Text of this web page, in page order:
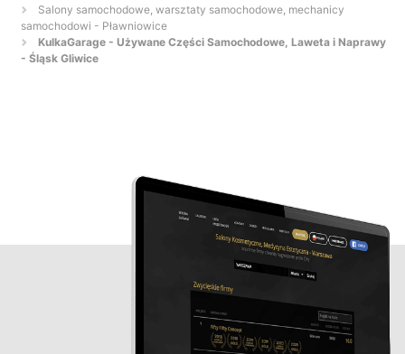
Salony samochodowe, warsztaty samochodowe, mechanicy
samochodowi - Pławniowice
KulkaGarage - Używane Części Samochodowe, Laweta i Naprawy
- Śląsk Gliwice